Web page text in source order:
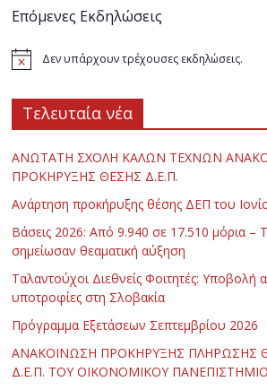
Επόμενες Εκδηλώσεις
Δεν υπάρχουν τρέχουσες εκδηλώσεις.
Τελευταία νέα
ΑΝΩΤΑΤΗ ΣΧΟΛΗ ΚΑΛΩΝ ΤΕΧΝΩΝ
ΠΡΟΚΗΡΥΞΗΣ ΘΕΣΗΣ Δ.Ε.Π.
Ανάρτηση προκήρυξης θέσης ΔΕΠ του
Βάσεις 2026: Από 9.940 σε 17.510 μόρια –
σημείωσαν θεαματική αύξηση
Ταλαντούχοι Διεθνείς Φοιτητές: Υποβολή
υποτροφίες στη Σλοβακία
Πρόγραμμα Εξετάσεων Σεπτεμβρίου 2026
ΑΝΑΚΟΙΝΩΣΗ ΠΡΟΚΗΡΥΞΗΣ ΠΛΗΡΩΣΗΣ
Δ.Ε.Π. ΤΟΥ ΟΙΚΟΝΟΜΙΚΟΥ